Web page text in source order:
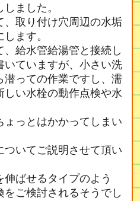
ました。
、取り付け穴周辺の水垢
ます。
給水管給湯管と接続し
いていますが、小さい洗
潜っての作業ですし、濡
い水栓の動作点検や水
ょっとはかかってしまい
ついてご説明させて頂い
ばせるタイプのよう
ご検討されるそうでし